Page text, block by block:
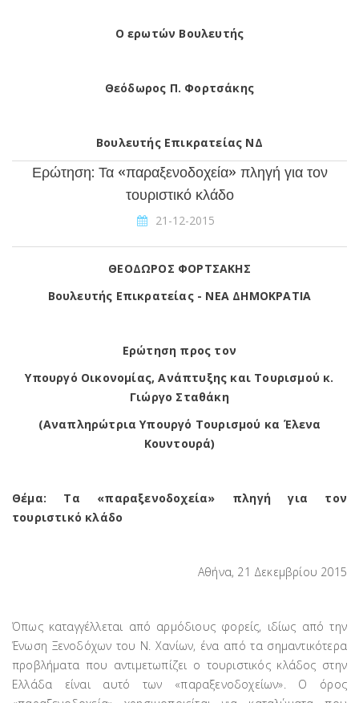
Ο ερωτών Βουλευτής
Θεόδωρος Π. Φορτσάκης
Βουλευτής Επικρατείας ΝΔ
Ερώτηση: Τα «παραξενοδοχεία» πληγή για τον
τουριστικό κλάδο
21-12-2015
ΘΕΟΔΩΡΟΣ ΦΟΡΤΣΑΚΗΣ
Βουλευτής Επικρατείας - ΝΕΑ ΔΗΜΟΚΡΑΤΙΑ
Ερώτηση προς τον
Υπουργό Οικονομίας, Ανάπτυξης και Τουρισμού κ.
Γιώργο Σταθάκη
(Αναπληρώτρια Υπουργό Τουρισμού κα Έλενα
Κουντουρά)
Θέμα: Τα «παραξενοδοχεία» πληγή για τον
τουριστικό κλάδο
Αθήνα, 21 Δεκεμβρίου 2015
Όπως καταγγέλλεται από αρμόδιους φορείς, ιδίως από την
Ένωση Ξενοδόχων του Ν. Χανίων, ένα από τα σημαντικότερα
προβλήματα που αντιμετωπίζει ο τουριστικός κλάδος στην
Ελλάδα είναι αυτό των «παραξενοδοχείων». Ο όρος